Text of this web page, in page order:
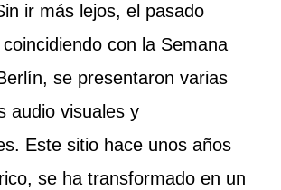
ir más lejos, el pasado
con la Semana
se presentaron varias
audio visuales y
Este sitio hace unos años
se ha transformado en un